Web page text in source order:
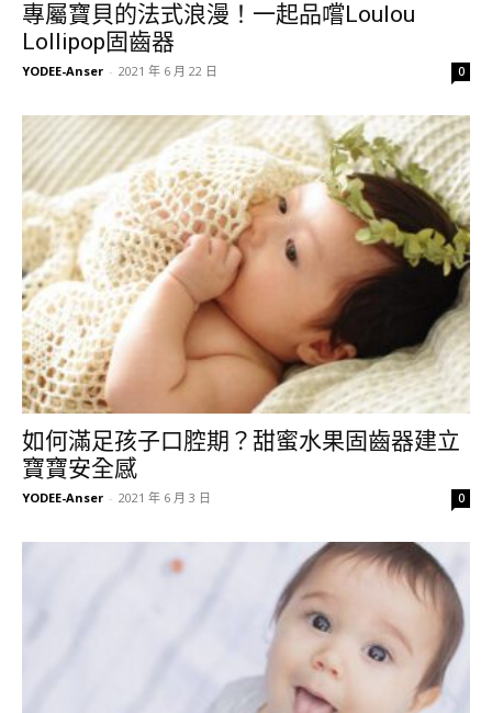
專屬寶貝的法式浪漫！一起品嚐Loulou
Lollipop固齒器
YODEE-Anser - 2021 年 6 月 22 日 0
如何滿足孩子口腔期？甜蜜水果固齒器建立
寶寶安全感
YODEE-Anser - 2021 年 6 月 3 日 0